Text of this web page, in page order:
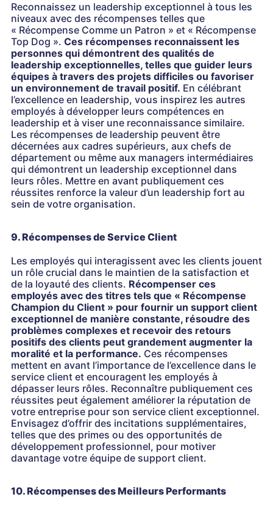
Reconnaissez un leadership exceptionnel à tous les
niveaux avec des récompenses telles que
« Récompense Comme un Patron » et « Récompense
Top Dog ». Ces récompenses reconnaissent les
personnes qui démontrent des qualités de
leadership exceptionnelles, telles que guider leurs
équipes à travers des projets difficiles ou favoriser
un environnement de travail positif. En célébrant
l’excellence en leadership, vous inspirez les autres
employés à développer leurs compétences en
leadership et à viser une reconnaissance similaire.
Les récompenses de leadership peuvent être
décernées aux cadres supérieurs, aux chefs de
département ou même aux managers intermédiaires
qui démontrent un leadership exceptionnel dans
leurs rôles. Mettre en avant publiquement ces
réussites renforce la valeur d’un leadership fort au
sein de votre organisation.
9. Récompenses de Service Client
Les employés qui interagissent avec les clients jouent
un rôle crucial dans le maintien de la satisfaction et
de la loyauté des clients. Récompenser ces
employés avec des titres tels que « Récompense
Champion du Client » pour fournir un support client
exceptionnel de manière constante, résoudre des
problèmes complexes et recevoir des retours
positifs des clients peut grandement augmenter la
moralité et la performance. Ces récompenses
mettent en avant l’importance de l’excellence dans le
service client et encouragent les employés à
dépasser leurs rôles. Reconnaître publiquement ces
réussites peut également améliorer la réputation de
votre entreprise pour son service client exceptionnel.
Envisagez d’offrir des incitations supplémentaires,
telles que des primes ou des opportunités de
développement professionnel, pour motiver
davantage votre équipe de support client.
10. Récompenses des Meilleurs Performants